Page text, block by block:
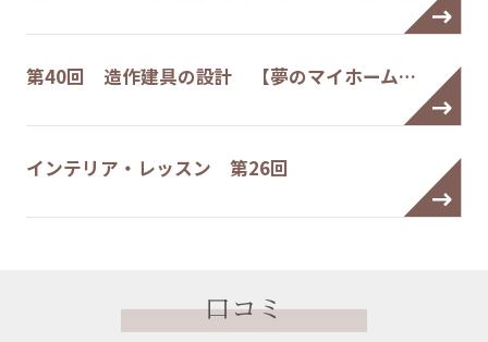
第40回 造作建具の設計 【夢のマイホーム…
インテリア・レッスン 第26回
口コミ